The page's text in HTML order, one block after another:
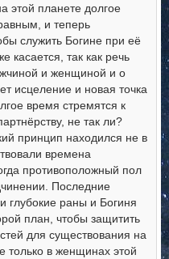
этой планете долгое
и теперь
служить Богине при её
касается, так как речь
и женщиной и о
исцеление и новая точка
время стремятся к
не так ли?
принцип находился не в
времена
противоположный пол
Последние
глубокие раны и Богиня
план, чтобы защитить
для существования на
только в женщинах этой